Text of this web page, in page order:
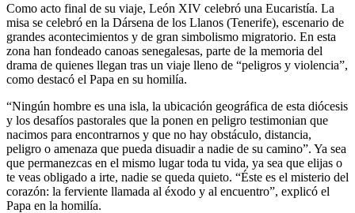
Como acto final de su viaje, León XIV celebró una Eucaristía. La
misa se celebró en la Dársena de los Llanos (Tenerife), escenario de
grandes acontecimientos y de gran simbolismo migratorio. En esta
zona han fondeado canoas senegalesas, parte de la memoria del
drama de quienes llegan tras un viaje lleno de “peligros y violencia”,
como destacó el Papa en su homilía.
“Ningún hombre es una isla, la ubicación geográfica de esta diócesis
y los desafíos pastorales que la ponen en peligro testimonian que
nacimos para encontrarnos y que no hay obstáculo, distancia,
peligro o amenaza que pueda disuadir a nadie de su camino”. Ya sea
que permanezcas en el mismo lugar toda tu vida, ya sea que elijas o
te veas obligado a irte, nadie se queda quieto. “Éste es el misterio del
corazón: la ferviente llamada al éxodo y al encuentro”, explicó el
Papa en la homilía.